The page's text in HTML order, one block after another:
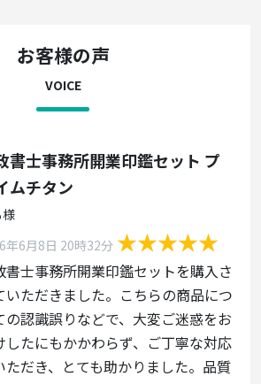
お客様の声
VOICE
書士事務所開業印鑑セット プ
ムチタン
様
年6月8日 20時32分
書士事務所開業印鑑セットを購入さ
いただきました。こちらの商品につ
の認識誤りなどで、大変ご迷惑をお
したにもかかわらず、ご丁寧な対応
ただき、とても助かりました。品質